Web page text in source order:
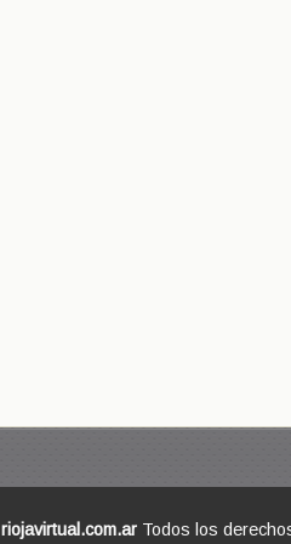
riojavirtual.com.ar Todos los